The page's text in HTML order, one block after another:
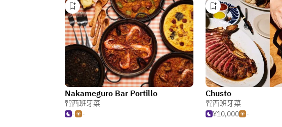
Nakameguro Bar Portillo
西班牙菜
-
-
Chusto
西班牙菜
¥10,000
-